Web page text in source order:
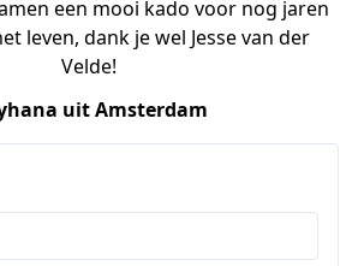
een mooi kado voor nog jaren
leven, dank je wel Jesse van der
Velde!
uit Amsterdam